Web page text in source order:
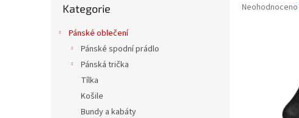
kategorie
Kategorie
Pánské oblečení
Pánské spodní prádlo
Pánská trička
Tílka
Košile
Bundy a kabáty
Průměrné
Neohodnoceno